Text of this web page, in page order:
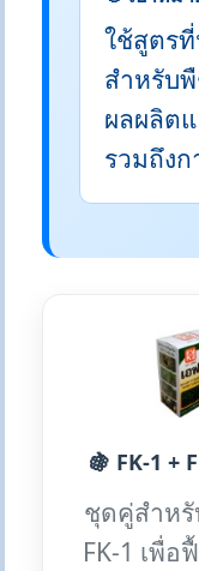
ใช้สูตร
สำหรับ
ผลผลิต
รวมถึงก
🍇 FK-1 +
ชุดคู่สำห
FK-1 เพื่